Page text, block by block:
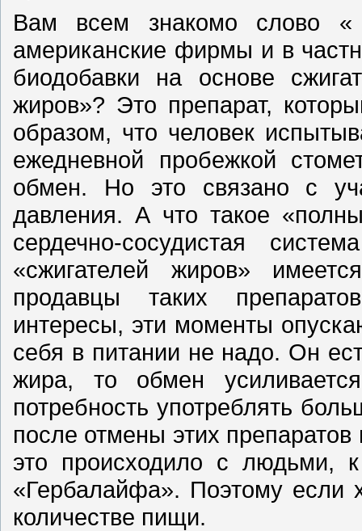
Вам всем знакомо слово «
американские фирмы и в
биодобавки на основе
жиров»? Это препарат,
образом, что человек
ежедневной пробежкой
обмен. Но это связано с
давления. А что такое
сердечно-сосудистая
«сжигателей жиров»
продавцы таких
интересы, эти моменты
себя в питании не надо. Он
жира, то обмен
потребность употреблять
после отмены этих
это происходило с людьми,
«Гербалайфа». Поэтому если
количестве пищи.